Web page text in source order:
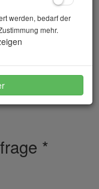
*
werden, bedarf der
mehr.